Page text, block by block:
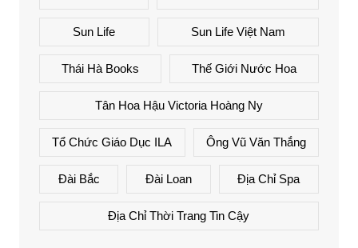
Sun Life Sun Life Việt Nam
Thái Hà Books Thế Giới Nước Hoa
Tân Hoa Hậu Victoria Hoàng Ny
Tổ Chức Giáo Dục ILA Ông Vũ Văn Thắng
Đài Bắc Đài Loan Địa Chỉ Spa
Địa Chỉ Thời Trang Tin Cậy